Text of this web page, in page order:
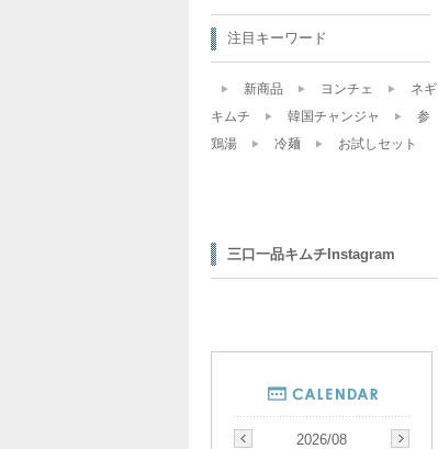
注目キーワード
新商品 ヨンチェ
ネギ
キムチ
韓国チャンジャ
参
鶏湯
冷麺 お試しセット
三口一品キムチInstagram
2026/08